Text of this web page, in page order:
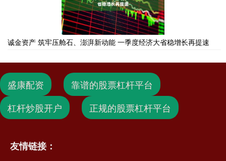
诚金资产 筑牢压舱石、澎湃新动能 一季度经济大省稳增长再提速
盛康配资
靠谱的股票杠杆平台
杠杆炒股开户
正规的股票杠杆平台
友情链接：